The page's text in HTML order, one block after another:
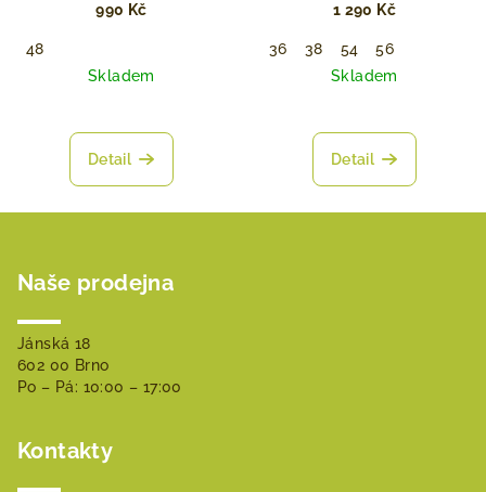
990 Kč
48
Skladem
Detail
1 290 Kč
36 38 54
56
Skladem
Detail
Naše prodejna
Jánská 18
602 00 Brno
Po – Pá: 10:00 – 17:00
Kontakty